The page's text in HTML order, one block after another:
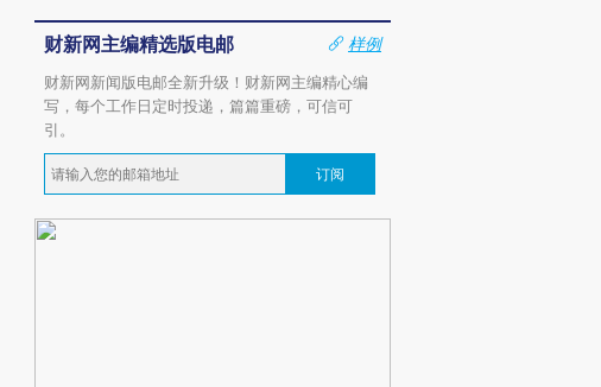
财新网主编精选版电邮
样例
财新网新闻版电邮全新升级！财新网主编精心编
写，每个工作日定时投递，篇篇重磅，可信可
引。
订阅